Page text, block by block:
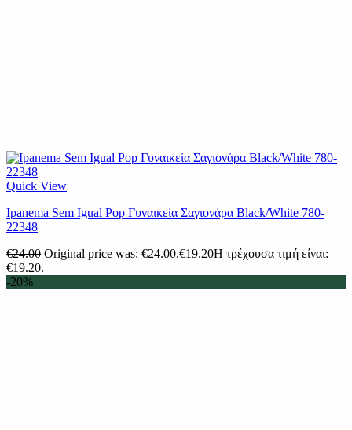
Quick View
Ipanema Sem Igual Pop Γυναικεία Σαγιονάρα Black/White 780-
22348
€24.00 Original price was: €24.00.€19.20Η τρέχουσα τιμή είναι:
€19.20.
-20%